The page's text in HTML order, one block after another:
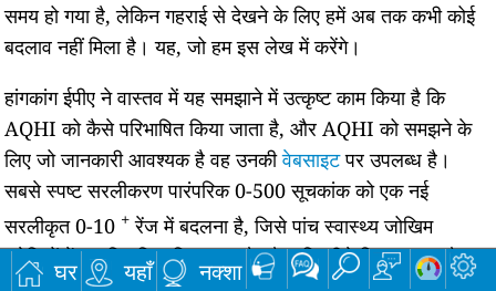
घर यहाँ नक्शा
समय हो गया है, लेकिन गहराई से देखने के लिए हमें अब तक कभी कोई
बदलाव नहीं मिला है। यह, जो हम इस लेख में करेंगे।
हांगकांग ईपीए ने वास्तव में यह समझाने में उत्कृष्ट काम किया है कि
AQHI को कैसे परिभाषित किया जाता है, और AQHI को समझने के
लिए जो जानकारी आवश्यक है वह उनकीवेबसाइटपर उपलब्ध है।
सबसे स्पष्ट सरलीकरण पारंपरिक 0-500 सूचकांक को एक नई
सरलीकृत 0-10 + रेंज में बदलना है, जिसे पांच स्वास्थ्य जोखिम
श्रेणियों में उप-विभाजित किया गया है, जैसा कि नीचे दिखाया गया है: